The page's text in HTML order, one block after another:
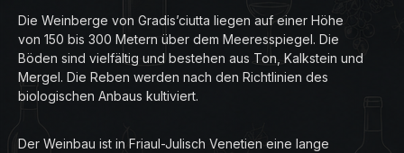
Die Weinberge von Gradis’ciutta liegen auf einer Höhe
von 150 bis 300 Metern über dem Meeresspiegel. Die
Böden sind vielfältig und bestehen aus Ton, Kalkstein und
Mergel. Die Reben werden nach den Richtlinien des
biologischen Anbaus kultiviert.
Der Weinbau ist in Friaul-Julisch Venetien eine lange